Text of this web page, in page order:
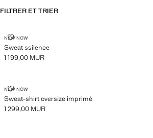
FILTRER ET TRIER
NEW NOW
Sweat ssilence
SWEAT SSILENCE
Prix actuel [1 199,00 MUR ]
1 199,00 MUR
NEW NOW
Sweat-shirt oversize imprimé
SWEAT-SHIRT OVERSIZE IMPRIMÉ
Prix actuel [1 299,00 MUR ]
1 299,00 MUR